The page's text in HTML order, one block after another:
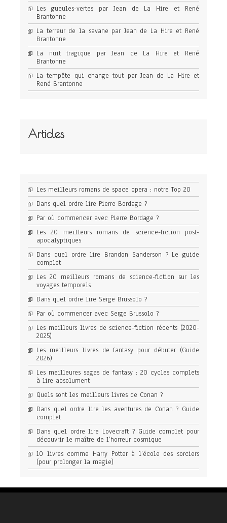
Les gueules-vertes par Jean de La Hire et René
Brantonne
La terreur de la savane par Jean de La Hire et René
Brantonne
La nuit tragique par Jean de La Hire et René
Brantonne
La tempête qui change tout par Jean de La Hire et
René Brantonne
Articles
Les meilleurs romans de space opera : notre Top 20
Dans quel ordre lire Pierre Bordage ?
Par où commencer avec Pierre Bordage ?
Les 20 meilleurs romans de science-fiction post-
apocalyptiques
Dans quel ordre lire Brandon Sanderson ? Le guide
complet
Les 20 meilleurs romans de science-fiction sur les
voyages temporels
Dans quel ordre lire Serge Brussolo ?
Par où commencer avec Serge Brussolo ?
Les meilleurs livres de science-fiction récents (2020-
2025)
Les meilleurs livres de fantasy pour débuter (Guide
2026)
Les meilleures sagas de fantasy : 20 cycles complets
à lire absolument
Quels sont les meilleurs livres de Conan ?
Dans quel ordre lire les aventures de Conan ? Guide
complet
Dans quel ordre lire Lovecraft ? Guide complet pour
découvrir le maître de l’horreur cosmique
10 livres comme Harry Potter à l’école des sorciers
(pour prolonger la magie)